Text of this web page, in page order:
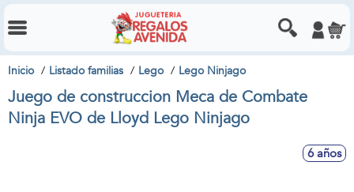
Inicio Listado familias Lego Lego Ninjago
Juego de construccion Meca de Combate
Ninja EVO de Lloyd Lego Ninjago
6 años